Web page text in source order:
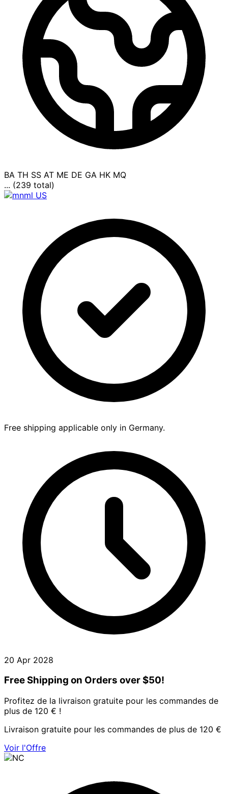
BA TH SS AT ME DE GA HK MQ
... (239 total)
Free shipping applicable only in Germany.
20 Apr 2028
Free Shipping on Orders over $50!
Profitez de la livraison gratuite pour les commandes de
plus de 120 € !
Livraison gratuite pour les commandes de plus de 120 €
Voir l'Offre